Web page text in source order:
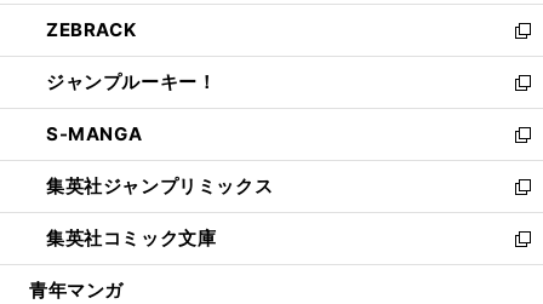
く
ウ
で
開
く
ン
ド
ウ
で
開
く
ウ
ィ
ン
ド
ウ
で
開
く
し
い
ウ
ィ
ン
ド
ウ
で
開
く
ZEBRACK
新
し
い
ウ
ィ
ン
ド
ウ
で
開
ジャンプルーキー！
新
し
い
ウ
ィ
ン
ド
ウ
S-MANGA
新
し
い
ウ
ィ
ン
集英社ジャンプリミックス
新
し
い
ウ
集英社コミック文庫
新
し
青年マンガ